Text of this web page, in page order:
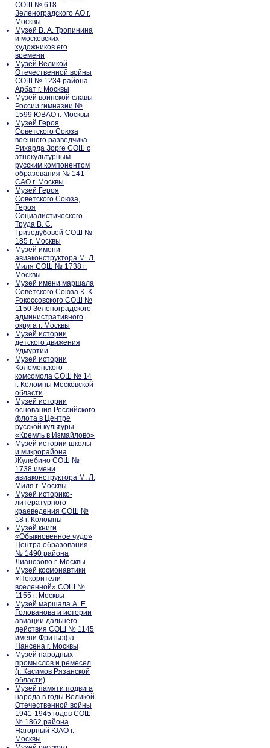
СОШ № 618
Зеленоградского АО г.
Москвы
Музей В. А. Тропинина
и московских
художников его
времени
Музей Великой
Отечественной войны
СОШ № 1234 района
Арбат г. Москвы
Музей воинской славы
России гимназии №
1599 ЮВАО г. Москвы
Музей Героя
Советского Союза
военного разведчика
Рихарда Зорге СОШ с
этнокультурным
русским компонентом
образования № 141
САО г. Москвы
Музей Героя
Советского Союза,
Героя
Социалистического
Труда В. С.
Гризодубовой СОШ №
185 г. Москвы
Музей имени
авиаконструктора М. Л.
Миля СОШ № 1738 г.
Москвы
Музей имени маршала
Советского Союза К. К.
Рокоссовского СОШ №
1150 Зеленоградского
административного
округа г. Москвы
Музей истории
детского движения
Удмуртии
Музей истории
Коломенского
комсомола СОШ № 14
г. Коломны Московской
области
Музей истории
основания Российского
флота в Центре
русской культуры
«Кремль в Измайлово»
Музей истории школы
и микрорайона
Жулебино СОШ №
1738 имени
авиаконструктора М. Л.
Миля г. Москвы
Музей историко-
литературного
краеведения СОШ №
18 г. Коломны
Музей книги
«Обыкновенное чудо»
Центра образования
№ 1490 района
Лианозово г. Москвы
Музей космонавтики
«Покорители
вселенной» СОШ №
1155 г. Москвы
Музей маршала А. Е.
Голованова и истории
авиации дальнего
действия СОШ № 1145
имени Фритьофа
Нансена г. Москвы
Музей народных
промыслов и ремесел
(г. Касимов Рязанской
области)
Музей памяти подвига
народа в годы Великой
Отечественной войны
1941-1945 годов СОШ
№ 1862 района
Нагорный ЮАО г.
Москвы